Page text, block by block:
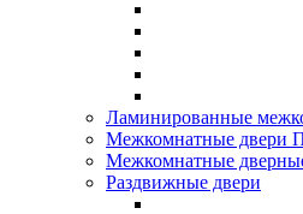
Ламинированные
Межкомнатные двери
Межкомнатные
Раздвижные двери